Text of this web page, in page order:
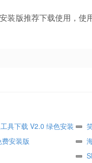
装版推荐下载使用，
具下载 V2.0 绿色安装
安装版